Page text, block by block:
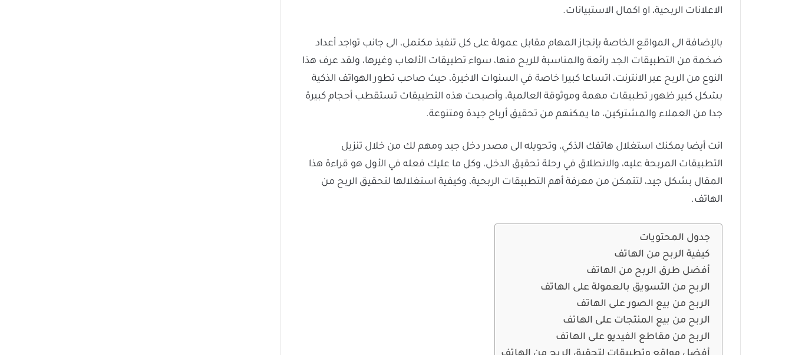
الاعلانات الربحية، او اكمال الاستبيانات.
بالإضافة الى المواقع الخاصة بإنجاز المهام مقابل عمولة على كل تنفيذ مكتمل، الى جانب تواجد أعداد
ضخمة من التطبيقات الجد رائعة والمناسبة للربح منها، سواء تطبيقات الألعاب وغيرها، ولقد عرف هذا
النوع من الربح عبر الانترنت، اتساعا كبيرا خاصة في السنوات الاخيرة، حيث صاحب تطور الهواتف الذكية
بشكل كبير ظهور تطبيقات مهمة وموثوقة العالمية، وأصبحت هذه التطبيقات تستقطب أحجام كبيرة
جدا من العملاء والمشتركين، ما يمكنهم من تحقيق أرباح جيدة ومتنوعة.
انت أيضا يمكنك استغلال هاتفك الذكي، وتحويله الى مصدر دخل جيد ومهم لك من خلال تنزيل
التطبيقات المربحة عليه، والانطلاق في رحلة تحقيق الدخل، وكل ما عليك فعله في الأول هو قراءة هذا
المقال بشكل جيد، لتتمكن من معرفة أهم التطبيقات الربحية، وكيفية استغلالها لتحقيق الربح من
الهاتف.
جدول المحتويات
كيفية الربح من الهاتف
أفضل طرق الربح من الهاتف
الربح من التسويق بالعمولة على الهاتف
الربح من بيع الصور على الهاتف
الربح من بيع المنتجات على الهاتف
الربح من مقاطع الفيديو على الهاتف